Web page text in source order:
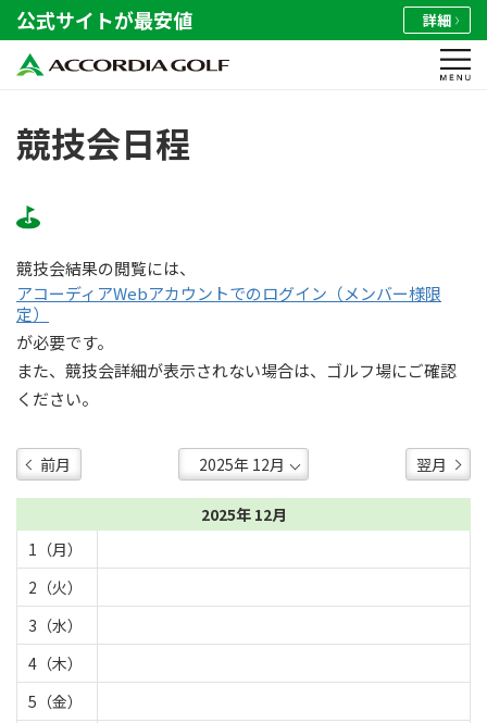
公式サイトが最安値 詳細
競技会日程
競技会結果の閲覧には、
アコーディアWebアカウントでのログイン（メンバー様限
定）
が必要です。
また、競技会詳細が表示されない場合は、ゴルフ場にご確認
ください。
前月 翌月
2025年 12月
1（月）
2（火）
3（水）
4（木）
5（金）